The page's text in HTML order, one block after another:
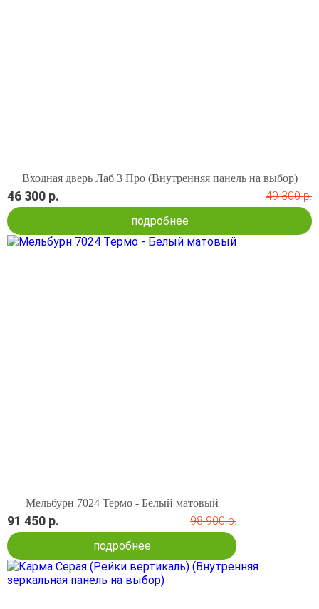
Входная дверь Лаб 3 Про (Внутренняя панель на выбор)
46 300 р.
49 300 р.
подробнее
Мельбурн 7024 Термо - Белый матовый
91 450 р.
98 900 р.
подробнее